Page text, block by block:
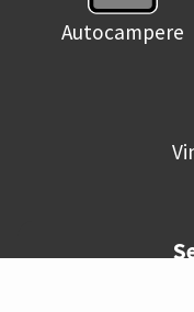
Autocampere